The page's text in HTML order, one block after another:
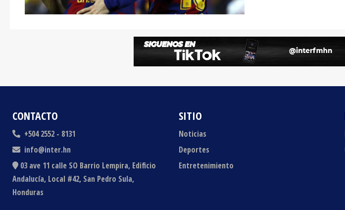
CONTACTO
+504 2552 - 8131
info@inter.hn
03 ave 11 calle SO Barrio Lempira, Edificio
Andalucía, Local #42, San Pedro Sula,
Honduras
SITIO
Noticias
Deportes
Entretenimiento